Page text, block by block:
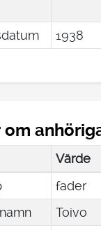
1938
Värde
fader
Toivo